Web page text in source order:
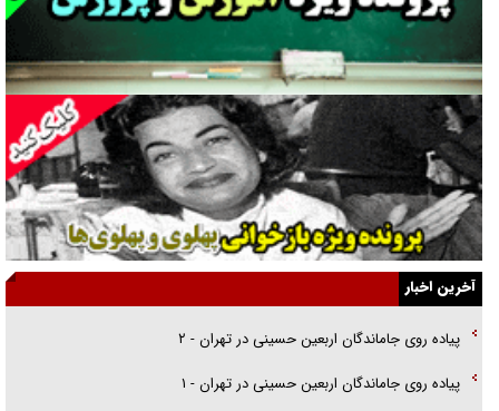
نسلی که آنلاین الگو می‌گیرد
گفت‌وگو با آیت‌الله جاودان/ جفای مخالفان مکانت معنوی رهبر شهید را
ارتقا می‌داد
راننده مست به قانون می‌خندد
همه آقای دوربینی شده‌ایم!
قصه ناتمام سرویس مدارس
آیا مقاومت فلسطین خلع‌سلاح می‌شود؟
آخرین اخبار
پیاده روی جاماندگان اربعین حسینی در تهران - ۲
پیاده روی جاماندگان اربعین حسینی در تهران - ۱